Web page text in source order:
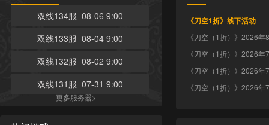
双线134服 08-06 9:00
双线133服 08-04 9:00
双线132服 08-02 9:00
双线131服 07-31 9:00
更多服务器>
《刀空1折》线下活动
《刀空（1折）》2026
《刀空（1折）》2026
《刀空（1折）》2026
《刀空（1折）》2026